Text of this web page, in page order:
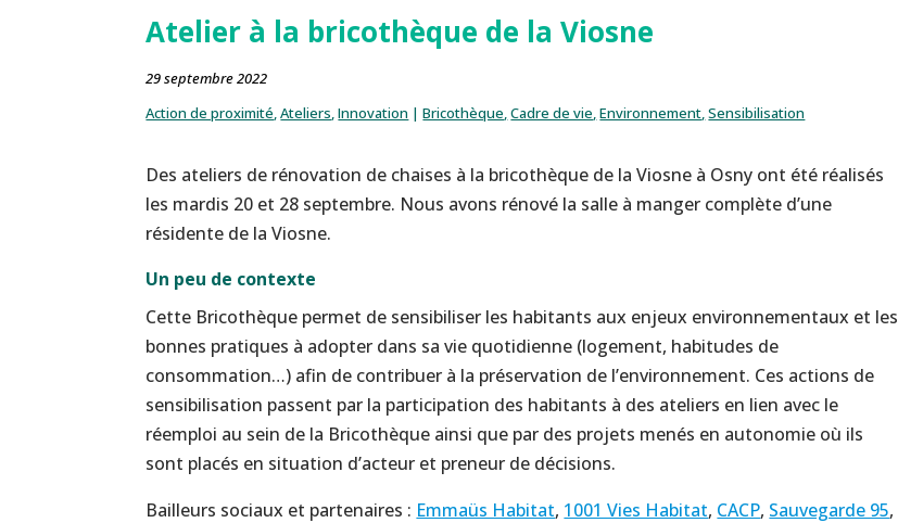
Atelier à la bricothèque de la Viosne
29 septembre 2022
Action de proximité,Ateliers,Innovation |Bricothèque Cadre de vie Environnement Sensibilisation
Des ateliers de rénovation de chaises à la bricothèque de la Viosne à Osny ont été réalisés
les mardis 20 et 28 septembre. Nous avons rénové la salle à manger complète d’une
résidente de la Viosne.
Un peu de contexte
Cette Bricothèque permet de sensibiliser les habitants aux enjeux environnementaux et les
bonnes pratiques à adopter dans sa vie quotidienne (logement, habitudes de
consommation…) afin de contribuer à la préservation de l’environnement. Ces actions de
sensibilisation passent par la participation des habitants à des ateliers en lien avec le
réemploi au sein de la Bricothèque ainsi que par des projets menés en autonomie où ils
sont placés en situation d’acteur et preneur de décisions.
Bailleurs sociaux et partenaires : Emmaüs Habitat, 1001 Vies Habitat, CACP, Sauvegarde 95,